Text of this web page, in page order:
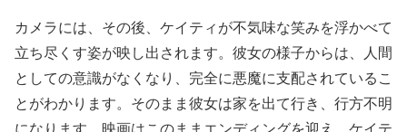
カメラには、その後、ケイティが不気味な笑みを浮かべて
立ち尽くす姿が映し出されます。彼女の様子からは、人間
としての意識がなくなり、完全に悪魔に支配されているこ
とがわかります。そのまま彼女は家を出て行き、行方不明
になります。映画はこのままエンディングを迎え、ケイテ